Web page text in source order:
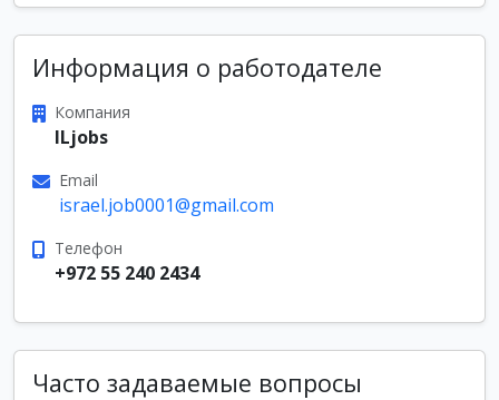
Информация о работодателе
Компания
ILjobs
Email
israel.job0001@gmail.com
Телефон
+972 55 240 2434
Часто задаваемые вопросы